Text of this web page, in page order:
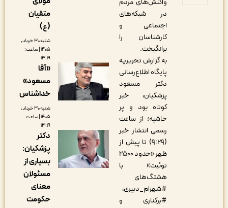
واکنش‌های مردم
در شبکه‌های
اجتماعی و
کارشناسان را
برانگیخت.
به گزارش تحریریه
پایگاه اطلاع‌رسانی
دکتر مسعود
پزشکیان، خبر
کوتاه بود و پر
حاشیه؛ از ساعت
رسمی انتشار خبر
(۹:۲۹) تا پیش از
ظهر «حدود ۲۵۰۰
توئیت» با
هشتگ‌های
#شهرام_دبیری،‌
#برکناری و‌
شنبه ۳۰ خرداد,
۱۴۰۵ | ساعت:
مسعود»
خداشناس
شنبه ۳۰ خرداد,
۱۴۰۵ | ساعت:
پزشکیان:
بسیاری از
مسئولان
حکومت